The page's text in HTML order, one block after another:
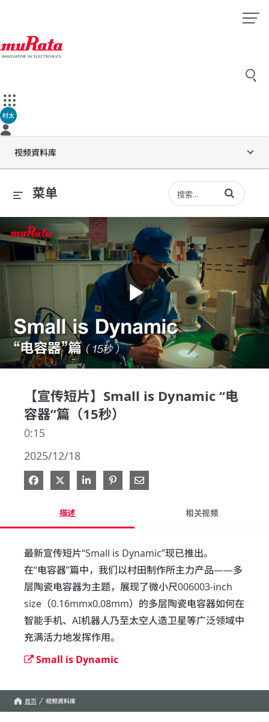
村太
视频資料库
菜单 输入术语以搜索
Play
【宣传短片】Small is Dynamic “电
容器”篇（15秒）
0:15
2025/12/18
在 Facebook 分享
在 X 分享在 LinkedIn 分享
钉选到 Pinterest
通过电子邮件分享
描述 相关视频
最新宣传短片“Small is Dynamic”现已推出。
在“电容器”篇中，我们以村田制作所主力产品——多
层陶瓷电容器为主题，展现了微小尺006003-inch
size（0.16mmx0.08mm）的多层陶瓷电容器如何在
智能手机、AI机器人乃至太空人造卫星等广泛领域中
充满活力地发挥作用。
Small is Dynamic
首页 视频資料库